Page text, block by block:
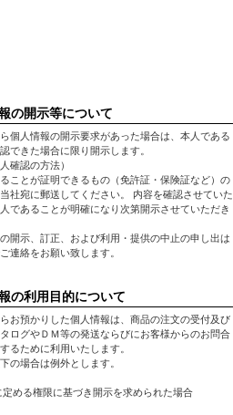
の開示等について
個人情報の開示要求があった場合は、本人である
できた場合に限り開示します。
確認の方法）
ことが証明できるもの（免許証・保険証など）の
社宛に郵送してください。 内容を確認させていた
であることが明確になり次第開示させていただき
開示、訂正、および利用・提供の中止の申し出は
連絡をお願い致します。
の利用目的について
お預かりした個人情報は、商品の注文の受付及び
ログやＤＭ等の発送ならびにお客様からのお問合
るために利用いたします。
の場合は例外とします。
める権限に基づき開示を求められた場合